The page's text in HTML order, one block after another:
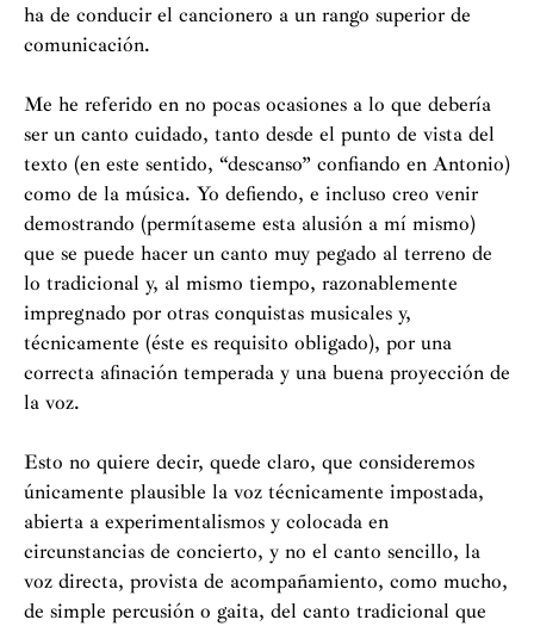
ha de conducir el cancionero a un rango superior de
comunicación.
Me he referido en no pocas ocasiones a lo que debería
ser un canto cuidado, tanto desde el punto de vista del
texto (en este sentido, “descanso” confiando en Antonio)
como de la música. Yo defiendo, e incluso creo venir
demostrando (permítaseme esta alusión a mí mismo)
que se puede hacer un canto muy pegado al terreno de
lo tradicional y, al mismo tiempo, razonablemente
impregnado por otras conquistas musicales y,
técnicamente (éste es requisito obligado), por una
correcta afinación temperada y una buena proyección de
la voz.
Esto no quiere decir, quede claro, que consideremos
únicamente plausible la voz técnicamente impostada,
abierta a experimentalismos y colocada en
circunstancias de concierto, y no el canto sencillo, la
voz directa, provista de acompañamiento, como mucho,
de simple percusión o gaita, del canto tradicional que